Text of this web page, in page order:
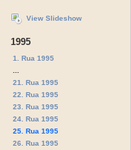
View Slideshow
1995
1. Rua 1995
21. Rua 1995
22. Rua 1995
23. Rua 1995
24. Rua 1995
25. Rua 1995
26. Rua 1995